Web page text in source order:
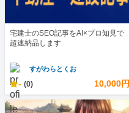
宅建士のSEO記事をAI×プロ知見で
超速納品します
すがわらとくお
- (0) 10,000円